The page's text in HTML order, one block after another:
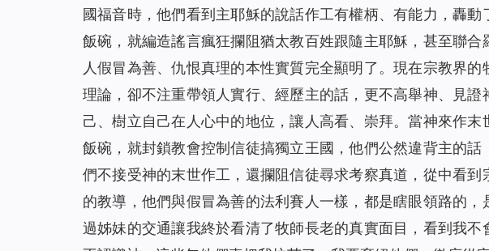
國福音時，他們看到主耶穌的說話作工有權柄、有能力，轟
飯碗，就編造謠言瘋狂攔阻猶太教百姓跟隨主耶穌，甚至聯
人假冒為善、仇恨真理的本性實質完全顯明了。現在宗教界
理論，卻不注重帶領人實行、經歷主的話，更不高舉神、見
己、樹立自己在人心中的地位，讓人高看、崇拜。當神來作末
飯碗，就封鎖教會控制信徒搞獨立王國，他們公然違背主的
們不接受神的末世作工，還攔阻信徒尋求考察真道，從中看
的教導，他們與假冒為善的法利賽人一樣，都是瞎眼領路的
過姊妹的交通讓我終於看清了牧師長老的真實面目，看到我